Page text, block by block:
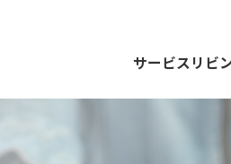
サービス リビ